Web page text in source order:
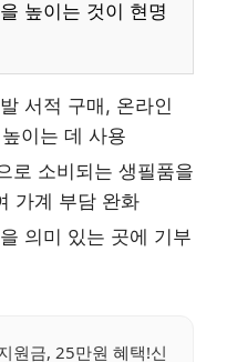
높이는 것이 현명
서적 구매, 온라인
이는 데 사용
로 소비되는 생필품을
가계 부담 완화
의미 있는 곳에 기부
원금, 25만원 혜택!신